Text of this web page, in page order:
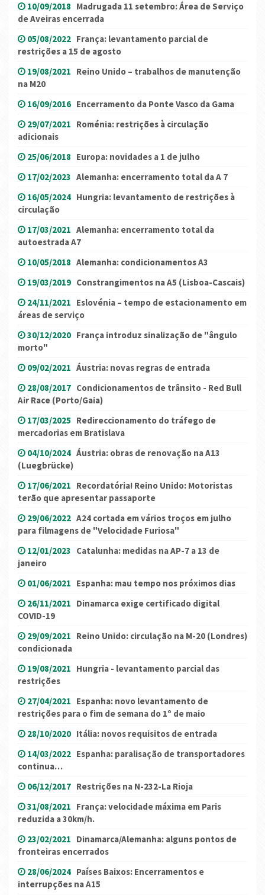
10/09/2018 Madrugada 11 setembro: Área de Serviço
de Aveiras encerrada
05/08/2022 França: levantamento parcial de
restrições a 15 de agosto
19/08/2021 Reino Unido – trabalhos de manutenção
na M20
16/09/2016 Encerramento da Ponte Vasco da Gama
29/07/2021 Roménia: restrições à circulação
adicionais
25/06/2018 Europa: novidades a 1 de julho
17/02/2023 Alemanha: encerramento total da A 7
16/05/2024 Hungria: levantamento de restrições à
circulação
17/03/2021 Alemanha: encerramento total da
autoestrada A7
10/05/2018 Alemanha: condicionamentos A3
19/03/2019 Constrangimentos na A5 (Lisboa-Cascais)
24/11/2021 Eslovénia – tempo de estacionamento em
áreas de serviço
30/12/2020 França introduz sinalização de "ângulo
morto"
09/02/2021 Áustria: novas regras de entrada
28/08/2017 Condicionamentos de trânsito - Red Bull
Air Race (Porto/Gaia)
17/03/2025 Redireccionamento do tráfego de
mercadorias em Bratislava
04/10/2024 Áustria: obras de renovação na A13
(Luegbrücke)
17/06/2021 Recordatória! Reino Unido: Motoristas
terão que apresentar passaporte
29/06/2022 A24 cortada em vários troços em julho
para filmagens de "Velocidade Furiosa"
12/01/2023 Catalunha: medidas na AP-7 a 13 de
janeiro
01/06/2021 Espanha: mau tempo nos próximos dias
26/11/2021 Dinamarca exige certificado digital
COVID-19
29/09/2021 Reino Unido: circulação na M-20 (Londres)
condicionada
19/08/2021 Hungria - levantamento parcial das
restrições
27/04/2021 Espanha: novo levantamento de
restrições para o fim de semana do 1º de maio
28/10/2020 Itália: novos requisitos de entrada
14/03/2022 Espanha: paralisação de transportadores
continua…
06/12/2017 Restrições na N-232-La Rioja
31/08/2021 França: velocidade máxima em Paris
reduzida a 30km/h.
23/02/2021 Dinamarca/Alemanha: alguns pontos de
fronteiras encerrados
28/06/2024 Países Baixos: Encerramentos e
interrupções na A15